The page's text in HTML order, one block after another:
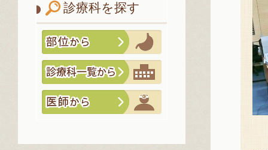
診療科を探す